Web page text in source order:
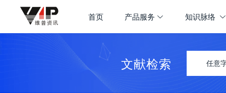
首页 产品服务 知识脉络
文献检索 任意